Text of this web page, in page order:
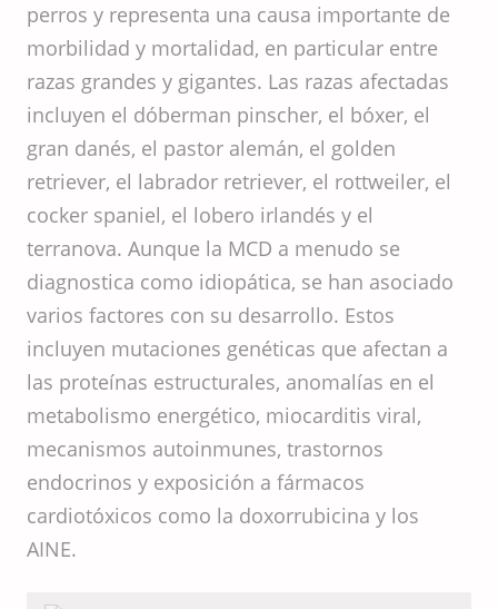
perros y representa una causa importante de
morbilidad y mortalidad, en particular entre
razas grandes y gigantes. Las razas afectadas
incluyen el dóberman pinscher, el bóxer, el
gran danés, el pastor alemán, el golden
retriever, el labrador retriever, el rottweiler, el
cocker spaniel, el lobero irlandés y el
terranova. Aunque la MCD a menudo se
diagnostica como idiopática, se han asociado
varios factores con su desarrollo. Estos
incluyen mutaciones genéticas que afectan a
las proteínas estructurales, anomalías en el
metabolismo energético, miocarditis viral,
mecanismos autoinmunes, trastornos
endocrinos y exposición a fármacos
cardiotóxicos como la doxorrubicina y los
AINE.